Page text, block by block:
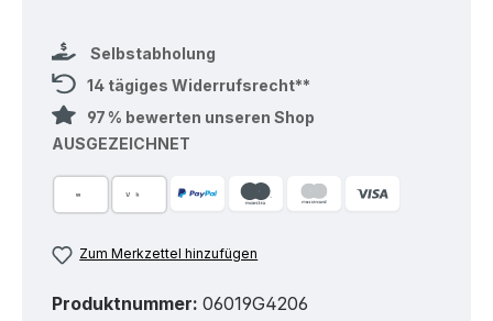
Selbstabholung
14 tägiges Widerrufsrecht**
97 % bewerten unseren Shop
AUSGEZEICHNET
Zum Merkzettel hinzufügen
Produktnummer: 06019G4206